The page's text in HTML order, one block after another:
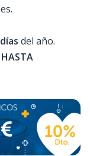
del año.
HASTA